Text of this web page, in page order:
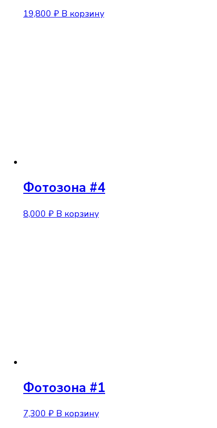
19,800 ₽ В корзину
Фотозона #4
8,000 ₽ В корзину
Фотозона #1
7,300 ₽ В корзину